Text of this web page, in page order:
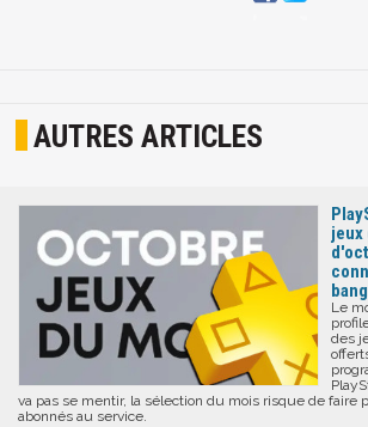
AUTRES ARTICLES
jeux
Le
des
va pas se mentir, la sélection du mois risque de faire
abonnés au service.